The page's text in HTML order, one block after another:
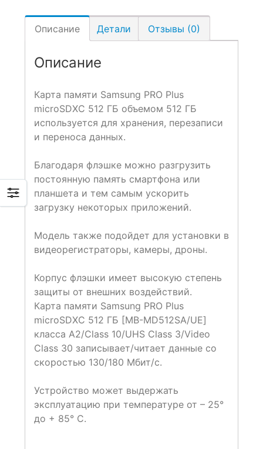
Описание Детали Отзывы (0)
Описание
Карта памяти Samsung PRO Plus
microSDXC 512 ГБ объемом 512 ГБ
используется для хранения, перезаписи
и переноса данных.
Благодаря флэшке можно разгрузить
постоянную память смартфона или
планшета и тем самым ускорить
загрузку некоторых приложений.
Модель также подойдет для установки в
видеорегистраторы, камеры, дроны.
Корпус флэшки имеет высокую степень
защиты от внешних воздействий.
Карта памяти Samsung PRO Plus
microSDXC 512 ГБ [MB-MD512SA/UE]
класса A2/Class 10/UHS Class 3/Video
Class 30 записывает/читает данные со
скоростью 130/180 Мбит/с.
Устройство может выдержать
эксплуатацию при температуре от – 25°
до + 85° C.